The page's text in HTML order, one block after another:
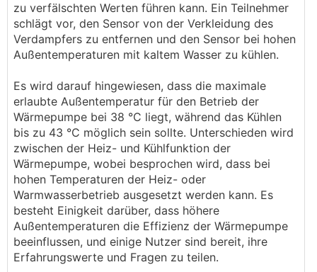
habe o.g. WP mit der VVM S320. Keine Kühlfunktion
implementiert. Habe eben durch Verstellung der
Start-Temp. (von 5 Grad auf 30 Grad) im
Servicemenü die Brauchwasserbereitung
"angestoßen". Da wir weg waren hatte ich die
Brauchwasserbereitung durch den niedrigen
Startwert faktisch ausgeschaltet. T-Stopp auf 55
Grad eingestellt. GP1 geht auf 60 %. Ich höre Ventile
schalten. Dann nach ca. 1 Minute heißt es:
"Brauchwasser wird blockiert" wegen "Hohen
Außent."
zu verfälschten Werten führen kann. Ein Teilnehmer
schlägt vor, den Sensor von der Verkleidung des
Verdampfers zu entfernen und den Sensor bei hohen
Außentemperaturen mit kaltem Wasser zu kühlen.
Es wird darauf hingewiesen, dass die maximale
erlaubte Außentemperatur für den Betrieb der
Wärmepumpe bei 38 °C liegt, während das Kühlen
bis zu 43 °C möglich sein sollte. Unterschieden wird
zwischen der Heiz- und Kühlfunktion der
Wärmepumpe, wobei besprochen wird, dass bei
hohen Temperaturen der Heiz- oder
Warmwasserbetrieb ausgesetzt werden kann. Es
besteht Einigkeit darüber, dass höhere
Außentemperaturen die Effizienz der Wärmepumpe
beeinflussen, und einige Nutzer sind bereit, ihre
Erfahrungswerte und Fragen zu teilen.